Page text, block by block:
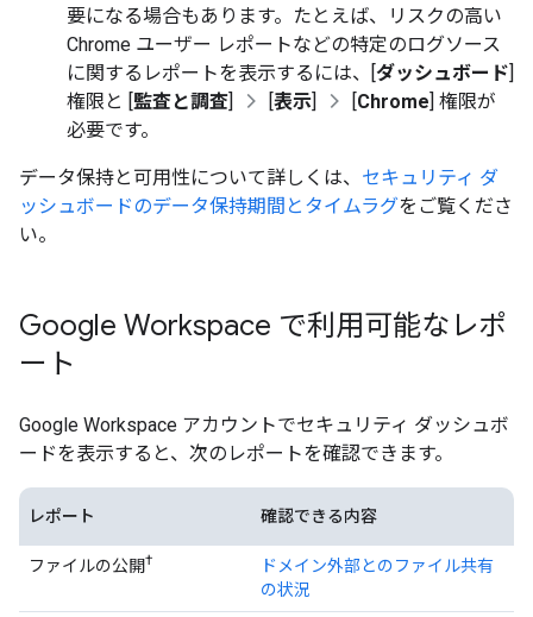
要になる場合もあります。たとえば、リスクの高い
Chrome ユーザー レポートなどの特定のログソース
に関するレポートを表示するには、[ダッシュボード]
権限と [監査と調査] [表示] [Chrome] 権限が
必要です。
データ保持と可用性について詳しくは、 セキュリティ ダ
ッシュボードのデータ保持期間とタイムラグをご覧くださ
い。
Google Workspace で利用可能なレポ
ート
Google Workspace アカウントでセキュリティ ダッシュボ
ードを表示すると、次のレポートを確認できます。
レポート 確認できる内容
ファイルの公開†
ドメイン外部とのファイル共有
の状況